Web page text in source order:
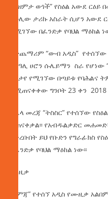
“የዝምታ ወጎች” የስዕል አውደ
ሰዓሊው ታሪኩ አስራት ሲሆን አውደ
በሚገኘው በፈንድቃ የባህል ማዕከል
በተጨማሪም “ውብ አዲስ” የተሰኘው
የሰዓሊ ሀሮን ሱሌይማን ስራ የሆነው
እየታየ የሚገኘው በጣይቱ የባሕልና
የሚጠናቀቀው ግንቦት 23 ቀን
በሌላ መረጃ “ትስስር” የተሰኘው
ይጠናቀቃል፡፡ የአብዱልቃድር
የቀረቡበት ይህ የቡድን የግራፊክስ
በፈንድቃ የባህል ማዕከል ነው፡፡
ሙዚቃ
“ጎምጃ” የተሰኘ አዲስ የሙዚቃ